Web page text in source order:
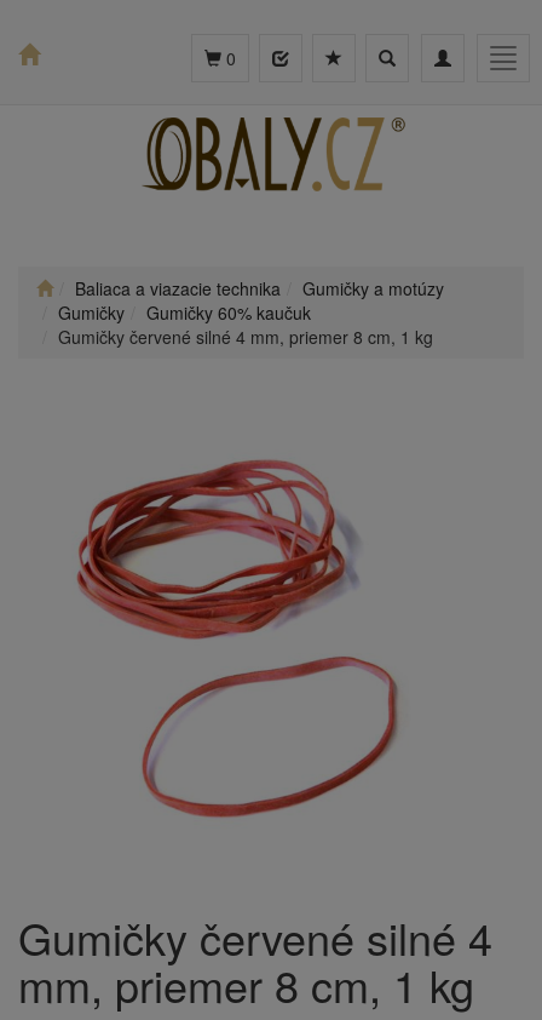
Toggle
Toggle
0
Baliaca a viazacie technika
Gumičky a motúzy
Gumičky
Gumičky 60% kaučuk
Gumičky červené silné 4 mm, priemer 8 cm, 1 kg
Gumičky červené silné 4
mm, priemer 8 cm, 1 kg